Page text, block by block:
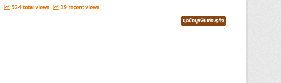
524 total views 19 recent views
ชุดข้อมูลพืชเศรษฐกิจ